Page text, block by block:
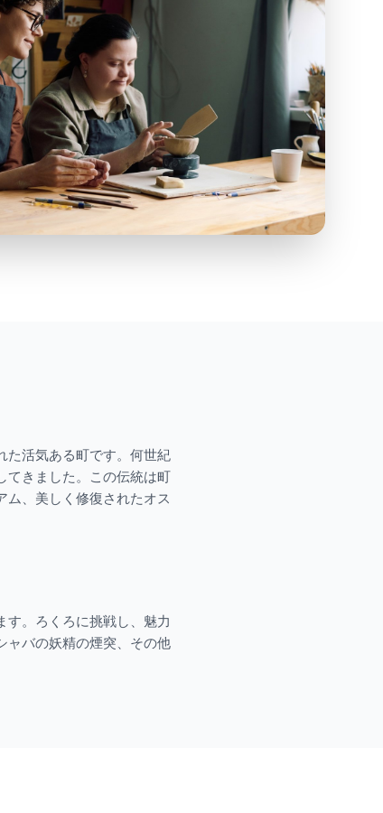
た活気ある町です。何世紀
てきました。この伝統は町
ム、美しく修復されたオス
す。ろくろに挑戦し、魅力
ャバの妖精の煙突、その他